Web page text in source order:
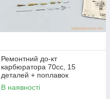
Ремонтний до-кт
карбюратора 70cc, 15
деталей + поплавок
В наявності